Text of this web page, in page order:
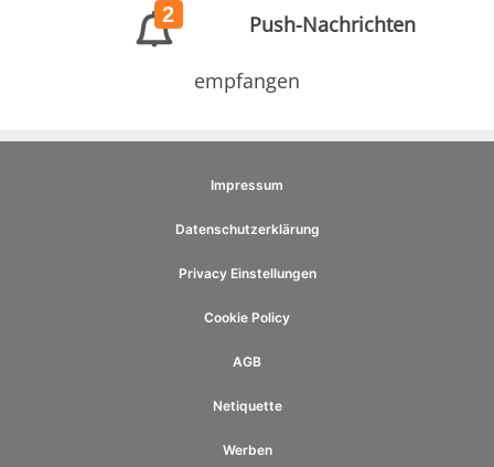
2 Push-Nachrichten
empfangen
Impressum
Datenschutzerklärung
Privacy Einstellungen
Cookie Policy
AGB
Netiquette
Werben